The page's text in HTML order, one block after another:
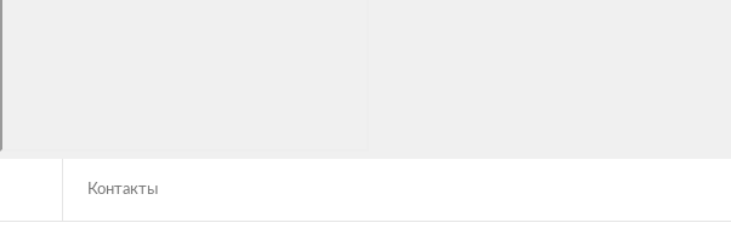
Контакты